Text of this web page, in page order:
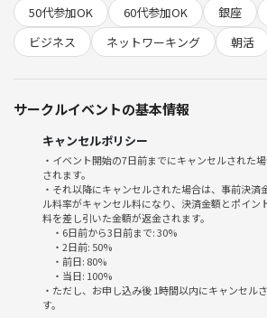
（人数が極端に多くなったときはオール立席式
笑顔があふれるフランクでカジュアルなビジネ
◆どんな人が参加する？
サルタント
ベンチャー企業・スタートアップ企業のマネジ
国内大手企業、外資系企業
広告代理店、マスコミ、タレント・モデル事
容師、エステティシャン、美容部員、販売、
員、保険会社、外資系金融機関・投資銀行、人
医師、歯科医師、獣医師、看護師、医療従事者
国家公務員、地方公務員、団体職員
弁護士、会計士、税理士、社労士、行政書士な
50代参加OK
60代参加OK 銀座
ビジネス
ネットワーキング 朝活
サークルイベントの基本情報
キャンセルポリシー
・イベント開始の7日前までにキャンセルされた
されます。
・それ以降にキャンセルされた場合は、事前決済
ル料率がキャンセル料になり、決済金額とポイン
料を差し引いた金額が返金されます。
・6日前から3日前まで: 30%
・2日前: 50%
・前日: 80%
・当日: 100%
・ただし、お申し込み後 1時間以内にキャンセル
す。